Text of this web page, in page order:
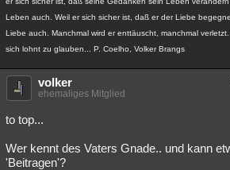
Leben auch. Weil er sich sicher ist, daß er der Liebe
Liebe auch. Manchmal wird er enttäuscht, manchmal
sich lohnt zu glauben... P. Coelho, Volker Brangs
volker
ehemaliges Mitglied
to top...
Wer kennt des Vaters Gnade.. und kann
'Beitragen'?